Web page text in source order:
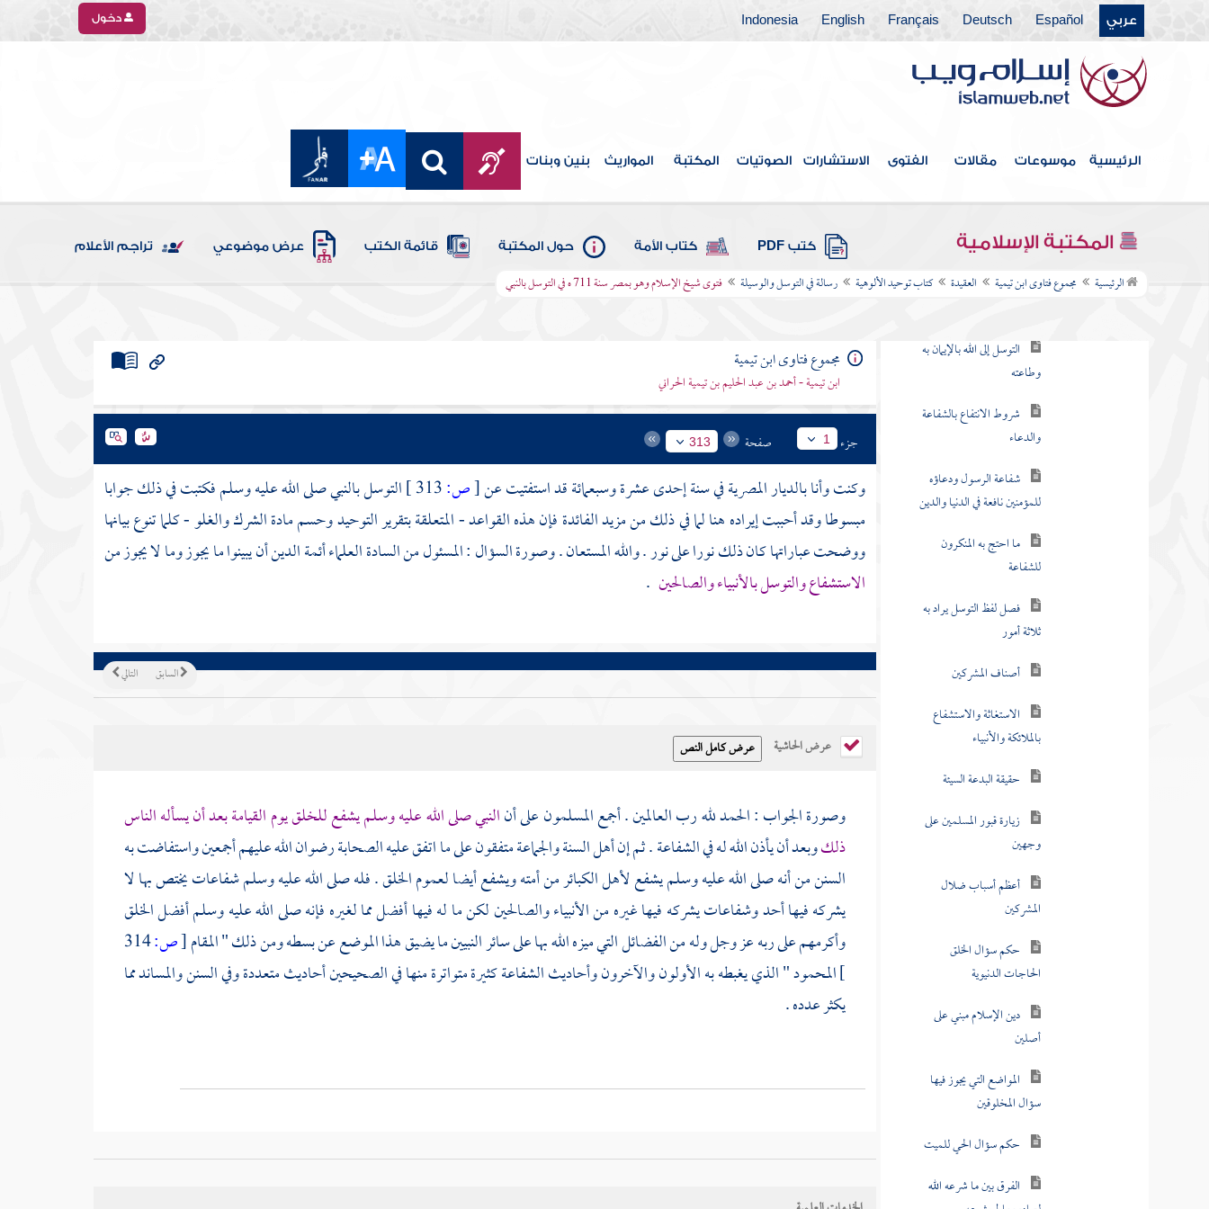
عربي Español
Deutsch
Français
English
Indonesia دخول
الرئيسية موسوعات مقالات الفتوى الاستشارات الصوتيات المكتبة المواريث بنين وبنات
المكتبة الإسلامية كتب PDF كتاب الأمة حول المكتبة قائمة الكتب عرض موضوعي تراجم الأعلام
الرئيسية مجموع فتاوى ابن تيمية العقيدة كتاب توحيد الألوهية رسالة في التوسل والوسيلة فتوى شيخ الإسلام وهو بمصر سنة 711 ه في التوسل بالنبي
المواضع التي يجوز فيها
سؤال المخلوقين
حكم سؤال الحي للميت
لعباده وما لم يشرعه
لفظ الوسيلة والتوسل فيه
إجمال واشتباه
التوسل بالنبي والتوجه به
في كلام الصحابة
لفظ التوسل يراد به ثلاثة
معان
الحلف بالمخلوقات
المحترمة أو بما يعتقد حرمته
كالعرش والكرسي
الحلف بالأنبياء
قول القائل سألتك بالله
أن تفعل كذا
قال السائل لغيره أسأل
بالله
السؤال بالأعمال الصالحة
سأل الله بإيمانه بمحمد
ومحبته له
السؤال بحق فلان
الفرق بين الخالق
والمخلوق
سؤال الله بأسمائه وصفاته
التي تقتضي ما يفعله بالعباد
سؤال الله تعالى بمخلوق
التوسل بالأنبياء بمعنى
السؤال بهم
الحكاية المكذوبة على
مالك في الاستشفاع بالقبر
هل يلزم من دخل المسجد
وخرج منه من أهل المدينة
الوقوف بالقبر
السفر لزيارة القبور
مجموع فتاوى ابن تيمية
ابن تيمية - أحمد بن عبد الحليم بن تيمية الحراني
جزء 1 صفحة 313
وكنت وأنا بالديار المصرية في سنة إحدى عشرة وسبعمائة قد استفتيت عن[ص:
التوسل بالنبي صلى الله عليه وسلم فكتبت في ذلك جوابا
مبسوطا وقد أحببت إيراده هنا لما في ذلك من مزيد الفائدة فإن هذه القواعد - المتعلقة بتقرير التوحيد وحسم مادة الشرك والغلو - كلما تنوع بيانها
ووضحت عباراتها كان ذلك نورا على نور . والله المستعان . وصورة السؤال : المسئول من السادة العلماء أئمة الدين أن يبينوا ما يجوز وما لا يجوز من
الاستشفاع والتوسل بالأنبياء والصالحين .
التالي السابق
عرض الحاشية
وصورة الجواب : الحمد لله رب العالمين . أجمع المسلمون على أنالنبي صلى الله عليه وسلم يشفع للخلق يوم القيامة بعد أن يسأله الناس
ذلكوبعد أن يأذن الله له في الشفاعة . ثم إن أهل السنة والجماعة متفقون على ما اتفق عليه الصحابة رضوان الله عليهم أجمعين واستفاضت به
السنن من أنه صلى الله عليه وسلم يشفع لأهل الكبائر من أمته ويشفع أيضا لعموم الخلق . فله صلى الله عليه وسلم شفاعات يختص بها لا
يشركه فيها أحد وشفاعات يشركه فيها غيره من الأنبياء والصالحين لكن ما له فيها أفضل مما لغيره فإنه صلى الله عليه وسلم أفضل الخلق
وأكرمهم على ربه عز وجل وله من الفضائل التي ميزه الله بها على سائر النبيين ما يضيق هذا الموضع عن بسطه ومن ذلك " المقام[ص:314
]المحمود " الذي يغبطه به الأولون والآخرون وأحاديث الشفاعة كثيرة متواترة منها في الصحيحين أحاديث متعددة وفي السنن والمساند مما
يكثر عدده .
وأماالوعيدية منالخوارجوالمعتزلةفزعموا أن الشفاعة إنما هي للمؤمنين خاصة في رفع بعض الدرجاتوبعضهم أنكر الشفاعة مطلقا .
وأجمع أهل العلم على أن الصحابة كانوا يستشفعون به ويتوسلون به في حياته بحضرته كما ثبت في صحيح